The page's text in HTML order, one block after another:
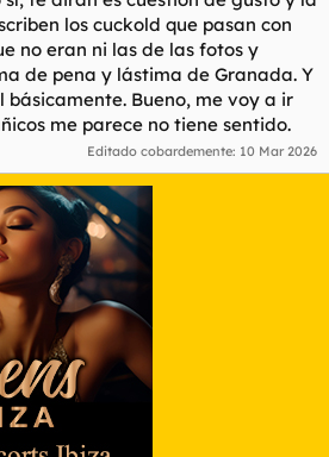
los cuckold que pasan con
no eran ni las de las fotos y
de pena y lástima de Granada. Y
básicamente. Bueno, me voy a ir
me parece no tiene sentido.
Editado cobardemente: 10 Mar 2026